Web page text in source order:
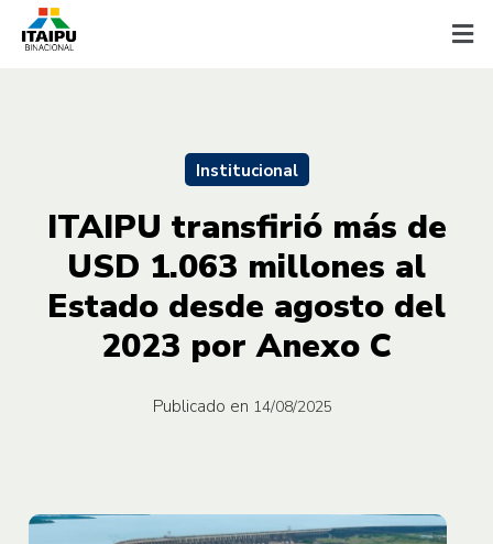
Institucional
ITAIPU transfirió más de
USD 1.063 millones al
Estado desde agosto del
2023 por Anexo C
Publicado en 14/08/2025